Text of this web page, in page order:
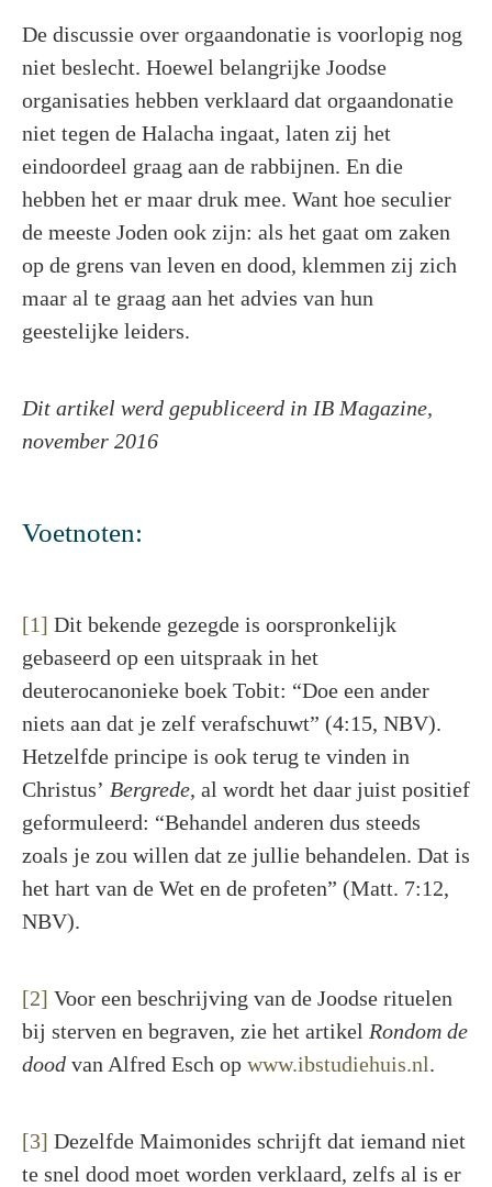
De discussie over orgaandonatie is voorlopig nog
niet beslecht. Hoewel belangrijke Joodse
organisaties hebben verklaard dat orgaandonatie
niet tegen de Halacha ingaat, laten zij het
eindoordeel graag aan de rabbijnen. En die
hebben het er maar druk mee. Want hoe seculier
de meeste Joden ook zijn: als het gaat om zaken
op de grens van leven en dood, klemmen zij zich
maar al te graag aan het advies van hun
geestelijke leiders.
Dit artikel werd gepubliceerd in IB Magazine,
november 2016
Voetnoten:
[1] Dit bekende gezegde is oorspronkelijk
gebaseerd op een uitspraak in het
deuterocanonieke boek Tobit: “Doe een ander
niets aan dat je zelf verafschuwt” (4:15, NBV).
Hetzelfde principe is ook terug te vinden in
Christus’ Bergrede, al wordt het daar juist positief
geformuleerd: “Behandel anderen dus steeds
zoals je zou willen dat ze jullie behandelen. Dat is
het hart van de Wet en de profeten” (Matt. 7:12,
NBV).
[2] Voor een beschrijving van de Joodse rituelen
bij sterven en begraven, zie het artikel Rondom de
dood van Alfred Esch op www.ibstudiehuis.nl.
[3] Dezelfde Maimonides schrijft dat iemand niet
te snel dood moet worden verklaard, zelfs al is er